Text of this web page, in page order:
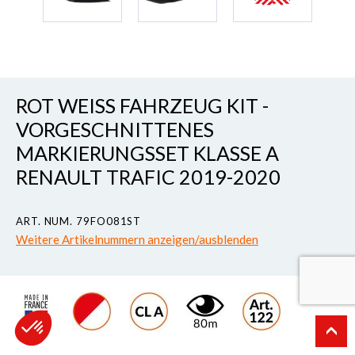
ROT WEISS FAHRZEUG KIT -
VORGESCHNITTENES
MARKIERUNGSSET KLASSE A
RENAULT TRAFIC 2019-2020
ART. NUM. 79FO081ST
Weitere Artikelnummern anzeigen/ausblenden